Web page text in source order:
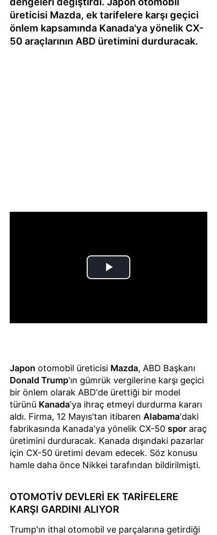
üreticisi Mazda, ek tarifelere karşı geçici
önlem kapsamında Kanada'ya yönelik CX-
50 araçlarının ABD üretimini durduracak.
Japon otomobil üreticisi Mazda, ABD Başkanı
Donald Trump'ın gümrük vergilerine karşı geçici
bir önlem olarak ABD'de ürettiği bir model
türünü Kanada'ya ihraç etmeyi durdurma kararı
aldı. Firma, 12 Mayıs'tan itibaren Alabama'daki
fabrikasında Kanada'ya yönelik CX-50 spor araç
üretimini durduracak. Kanada dışındaki pazarlar
için CX-50 üretimi devam edecek. Söz konusu
hamle daha önce Nikkei tarafından bildirilmişti.
OTOMOTİV DEVLERİ EK TARİFELERE
KARŞI GARDINI ALIYOR
Trump'ın ithal otomobil ve parçalarına getirdiği